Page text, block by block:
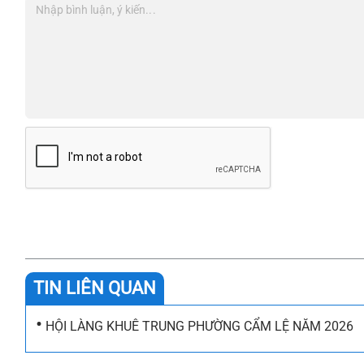
TIN LIÊN QUAN
• HỘI LÀNG KHUÊ TRUNG PHƯỜNG CẨM LỆ NĂM 2026